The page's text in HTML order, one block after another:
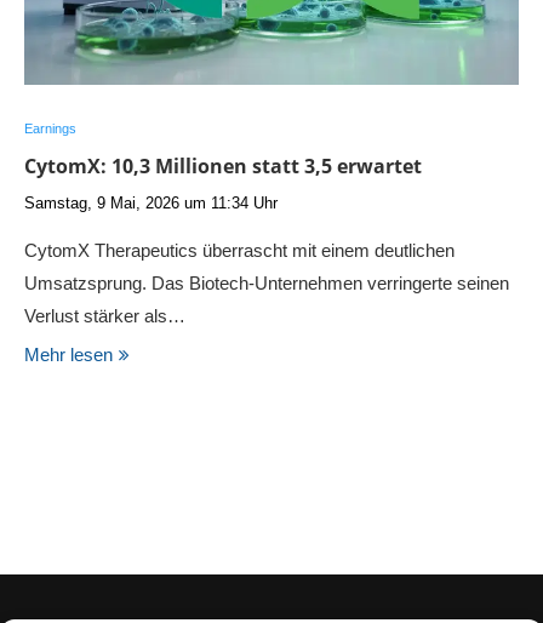
Earnings
CytomX: 10,3 Millionen statt 3,5 erwartet
Samstag, 9 Mai, 2026 um 11:34 Uhr
CytomX Therapeutics überrascht mit einem deutlichen
Umsatzsprung. Das Biotech-Unternehmen verringerte seinen
Verlust stärker als…
Mehr lesen